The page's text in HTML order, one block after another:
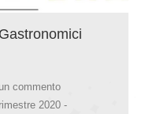
commento
2020 -